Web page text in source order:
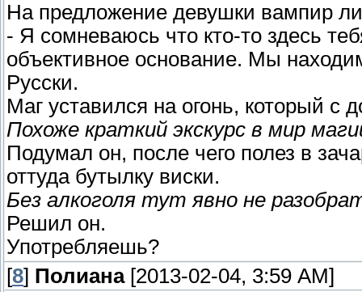
На предложение девушки вампир
- Я сомневаюсь что кто-то здесь
объективное основание. Мы
Русски.
Маг уставился на огонь, который с
Похоже краткий экскурс в мир
Подумал он, после чего полез в
оттуда бутылку виски.
Без алкоголя тут явно не
Решил он.
Употребляешь?
[8] Полиана[2013-02-04, 3:59 AM]